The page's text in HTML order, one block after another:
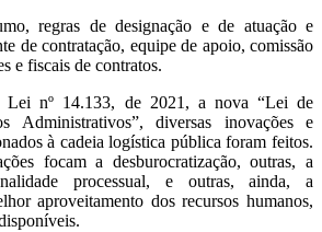
regras de designação e de atuação e
de contratação, equipe de apoio, comissão
e fiscais de contratos.
Lei nº 14.133, de 2021, a nova “Lei de
Administrativos”, diversas inovações e
à cadeia logística pública foram feitos.
focam a desburocratização, outras, a
processual, e outras, ainda, a
aproveitamento dos recursos humanos,